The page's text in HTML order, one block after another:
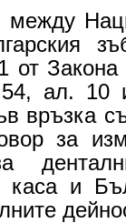
от
ал. 10
връзка
за
каса и